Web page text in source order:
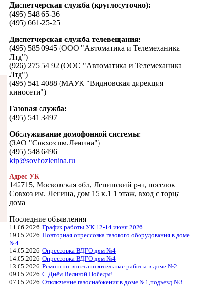
Диспетчерская служба (круглосуточно):
(495) 548 65-36
(495) 661-25-25
Диспетчерская служба телевещания:
(495) 585 0945 (ООО "Автоматика и Телемеханика
Лтд")
(926) 275 54 92 (ООО "Автоматика и Телемеханика
Лтд")
(495) 541 4088 (МАУК "Видновская дирекция
киносети")
Газовая служба:
(495) 541 3497
Обслуживание домофонной системы:
(ЗАО "Совхоз им.Ленина")
(495) 548 6496
kip@sovhozlenina.ru
Адрес УК
142715, Московская обл, Ленинский р-н, поселок
Совхоз им. Ленина, дом 15 к.1 1 этаж, вход с торца
дома
Последние объявления
11.06.2026 График работы УК 12-14 июня 2026
19.05.2026 Повторная опрессовка газового оборудования в доме
№4
14.05.2026 Опрессовка ВДГО дом №4
14.05.2026 Опрессовка ВДГО дом №4
13.05.2026 Ремонтно-восстановительные работы в доме №2
09.05.2026 С Днём Великой Победы!
07.05.2026 Отключение газоснабжения в доме №1,подьезд №3